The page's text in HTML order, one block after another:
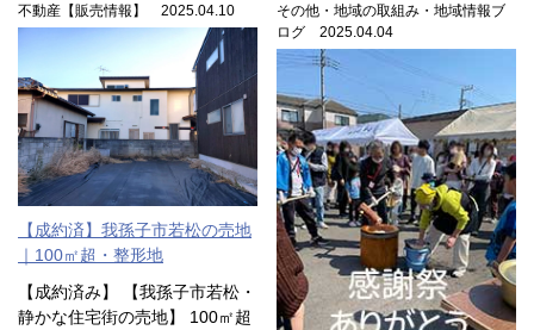
不動産【販売情報】 2025.04.10
【成約済】我孫子市若松の売地
｜100㎡超・整形地
【成約済み】 【我孫子市若松・
静かな住宅街の売地】 100㎡超
その他・地域の取組み・地域情報ブ
ログ 2025.04.04